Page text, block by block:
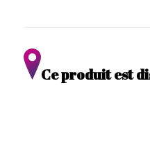
Ce produit est